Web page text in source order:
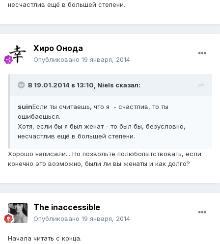
несчастлив ещё в большей степени.
Хиро Онода
Опубликовано 19 января, 2014
В 19.01.2014 в 13:10, Niels сказал:
suinЕсли ты считаешь, что я - счастлив, то ты
ошибаешься.
Хотя, если бы я был женат - то был бы, безусловно,
несчастлив ещё в большей степени.
Хорошо написали... Но позвольте полюбопытствовать, если
конечно это возможно, были ли вы женаты и как долго?
The inaccessible
Опубликовано 19 января, 2014
Начала читать с конца.